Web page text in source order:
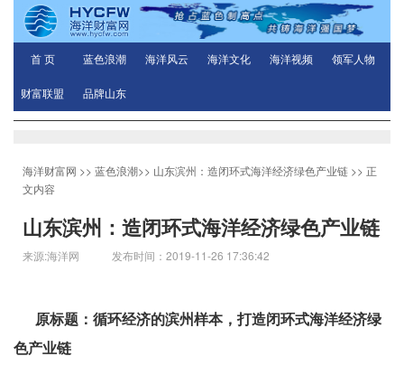
首 页 蓝色浪潮 海洋风云 海洋文化 海洋视频 领军人物
财富联盟 品牌山东
海洋财富网 >> 蓝色浪潮>> 山东滨州：造闭环式海洋经济绿色产业链 >> 正
文内容
山东滨州：造闭环式海洋经济绿色产业链
来源:海洋网 发布时间：2019-11-26 17:36:42
原标题：循环经济的滨州样本，打造闭环式海洋经济绿
色产业链